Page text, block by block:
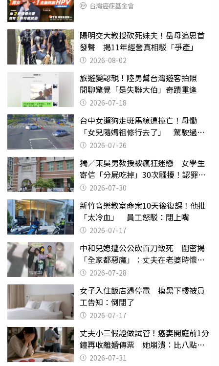
台灣癌症基金會
陽明交大教授砍死妹夫！岳母追思首
發聲 揭11年經營真相駁「爭產」
2026-08-02
旅遊變認親！陸男幫台灣遊客拍照
閒聊驚覺「是失聯大伯」奇蹟重逢
2026-07-18
台中女遛狗走斑馬線遭撞亡！母慟
「女兒隨媽祖修行去了」 駕駛過失
致死判9月
2026-07-26
獨／東吳男教授被瘋狂迷戀 女學生
寄信「分屍吃掉」30次騷擾！認罪免
關 2026-07-30
新竹音樂教室命案10天後復課！他批
「太冷血」 員工怒駁：閉上嘴
2026-07-17
中和兒媳遭公公砍百刀致死 閨密揭
「全家都惡魔」：丈夫在老婆時懷孕
摔東西
2026-07-28
女子入住飯店遇停電 摸黑下樓被員
工告知：倒閉了
2026-07-17
丈夫小三假證做試管！癌妻開庭前1分
鐘再收離婚傳票 她崩潰：比八點檔
還扯2026-07-31